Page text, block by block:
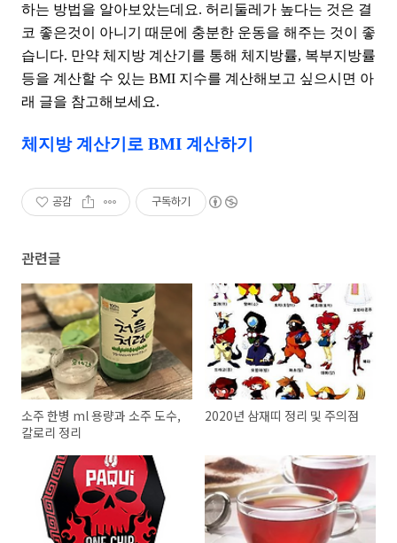
하는 방법을 알아보았는데요. 허리둘레가 높다는 것은 결
코 좋은것이 아니기 때문에 충분한 운동을 해주는 것이 좋
습니다. 만약 체지방 계산기를 통해 체지방률, 복부지방률
등을 계산할 수 있는 BMI 지수를 계산해보고 싶으시면 아
래 글을 참고해보세요.
체지방 계산기로 BMI 계산하기
공감 구독하기
관련글
소주 한병 ml 용량과 소주 도수,
칼로리 정리
2020년 삼재띠 정리 및 주의점